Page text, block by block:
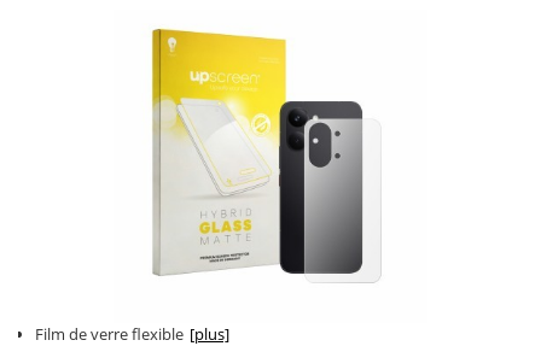
Film de verre flexible [plus]